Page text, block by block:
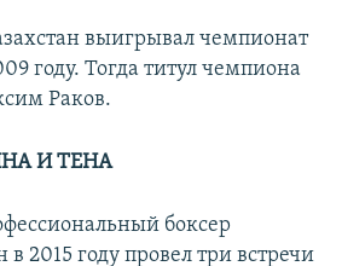
выигрывал чемпионат
году. Тогда титул чемпиона
Раков.
И ТЕНА
боксер
2015 году провел три встречи